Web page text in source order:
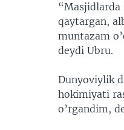
qaytargan,
muntazam
deydi Ubru.
Dunyoviylik
hokimiyati
o’rgandim,